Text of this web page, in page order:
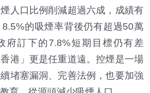
人口比例削減超過六成，成績有
8.5%的吸煙率背後仍有超過50萬
府訂下的7.8%短期目標仍有差
港」更是任重道遠。控煙是一場
堵塞漏洞、完善法例，也要加強